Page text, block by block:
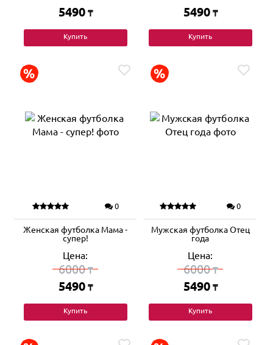
5490 ₸
Купить
5490 ₸
Купить
0
Женская футболка Мама -
супер!
Цена:
6000₸
5490 ₸
Купить
0
Мужская футболка Отец
года
Цена:
6000₸
5490 ₸
Купить